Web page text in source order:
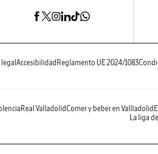
Accesibilidad Reglamento UE 2024/1083
Real ValladolidComer y beber en Vallladolid
La liga